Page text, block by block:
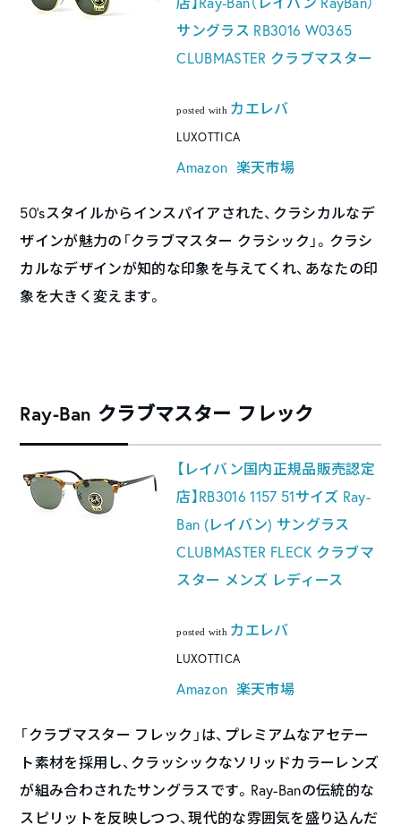
サングラス RB3016 W0365
CLUBMASTER クラブマスター
posted with カエレバ
LUXOTTICA
Amazon 楽天市場
50’sスタイルからインスパイアされた、クラシカルなデ
ザインが魅力の「クラブマスター クラシック」。クラシ
カルなデザインが知的な印象を与えてくれ、あなたの印
象を大きく変えます。
Ray-Ban クラブマスター フレック
【レイバン国内正規品販売認定
店】RB3016 1157 51サイズ Ray-
Ban (レイバン) サングラス
CLUBMASTER FLECK クラブマ
スター メンズ レディース
posted with カエレバ
LUXOTTICA
Amazon 楽天市場
「クラブマスター フレック」は、プレミアムなアセテー
ト素材を採用し、クラッシックなソリッドカラーレンズ
が組み合わされたサングラスです。Ray-Banの伝統的な
スピリットを反映しつつ、現代的な雰囲気を盛り込んだ